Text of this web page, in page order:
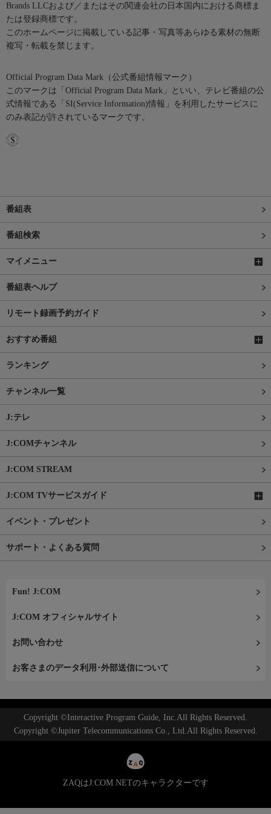
Brands LLCおよび／またはその関連会社の日本国内における商標ま
たは登録商標です。
このホームページに掲載している記事・写真等あらゆる素材の無断
複写・転載を禁じます。
Official Program Data Mark（公式番組情報マーク）
このマークは「Official Program Data Mark」といい、テレビ番組の公
式情報である「SI(Service Information)情報」を利用したサービスに
のみ表記が許されているマークです。
番組表
番組検索
マイメニュー
番組表ヘルプ
リモート録画予約ガイド
おすすめ番組
ランキング
チャンネル一覧
J:テレ
J:COMチャンネル
J:COM STREAM
J:COM TVサービスガイド
イベント・プレゼント
サポート・よくある質問
Fun! J:COM
J:COM オフィシャルサイト
お問い合わせ
お客さまのデータ利用･外部送信について
Copyright ©Interactive Program Guide, Inc.All Rights Reserved.
Copyright ©Jupiter Telecommunications Co., Ltd.All Rights Reserved.
ZAQはJ:COM NETのキャラクターです